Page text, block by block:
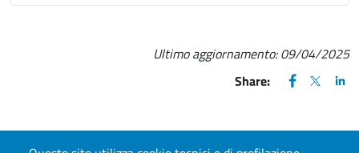
Ultimo aggiornamento:09/04/2025
Share:
FACEBOOK
(apre una
X
(apre